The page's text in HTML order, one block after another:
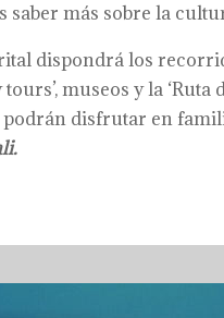
más sobre la
dispondrá los
museos y la ‘Ruta
disfrutar en